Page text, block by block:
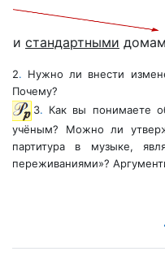
и стандартными
2. Нужно ли внести
Почему?
3. Как вы понимаете
учёным? Можно ли
партитура в музыке,
переживаниями»?